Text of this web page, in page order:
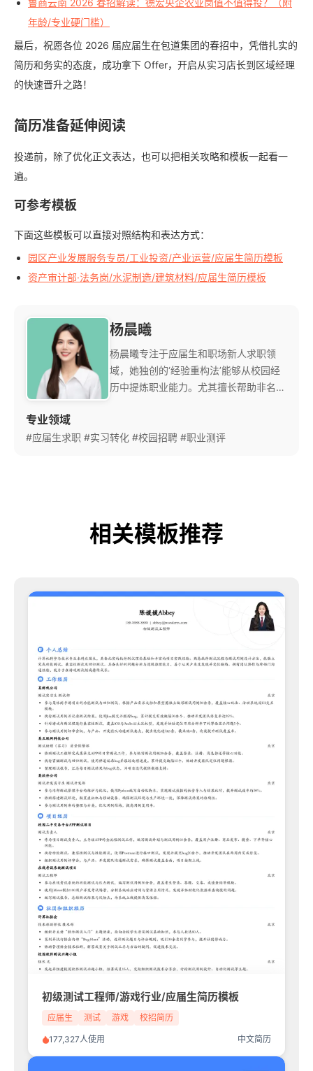
年龄/专业硬门槛）
最后，祝愿各位 2026 届应届生在包道集团的春招中，凭借扎实的
简历和务实的态度，成功拿下 Offer，开启从实习店长到区域经理
的快速晋升之路！
简历准备延伸阅读
投递前，除了优化正文表达，也可以把相关攻略和模板一起看一
遍。
可参考模板
下面这些模板可以直接对照结构和表达方式：
园区产业发展服务专员/工业投资/产业运营/应届生简历模板
资产审计部·法务岗/水泥制造/建筑材料/应届生简历模板
杨晨曦
杨晨曦专注于应届生和职场新人求职领
域，她独创的‘经验重构法’能够从校园经
历中提炼职业能力。尤其擅长帮助非名校
职讲座。她的‘简历急诊室’服务已帮助上
专业领域
#应届生求职 #实习转化 #校园招聘 #职业测评
相关模板推荐
初级测试工程师/游戏行业/应届生简历模板
应届生 测试 游戏 校招简历
177,327人使用 中文简历